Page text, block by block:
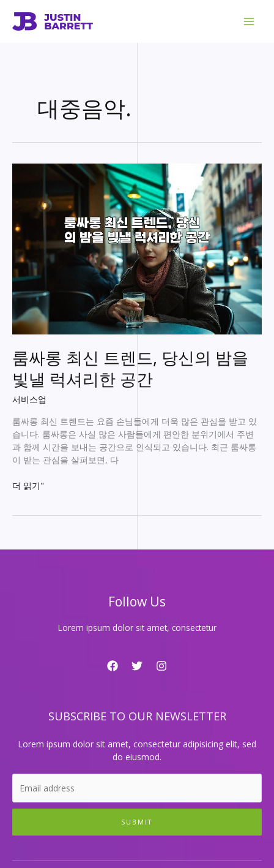
대중음악.
룸싸롱 최신 트렌드, 당신의 밤을
빛낼 럭셔리한 공간
서비스업
룸싸롱 최신 트렌드는 요즘 손님들에게 더욱 많은 관심을 받고 있
습니다. 룸싸롱은 사실 많은 사람들에게 편안한 분위기에서 주변
과 함께 시간을 보내는 공간으로 인식되고 있습니다. 최근 룸싸롱
이 받는 관심을 살펴보면, 다
룸
트
간
더 읽기"
Follow Us
Lorem ipsum dolor sit amet, consectetur
SUBSCRIBE TO OUR NEWSLETTER
Lorem ipsum dolor sit amet, consectetur adipisicing elit, sed
do eiusmod.
SUBMIT